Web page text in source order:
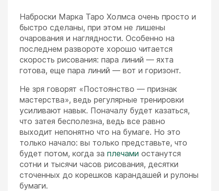
Наброски Марка Таро Холмса очень просто и
быстро сделаны, при этом не лишены
очарования и наглядности. Особенно на
последнем развороте хорошо читается
скорость рисования: пара линий — яхта
готова, еще пара линий — вот и горизонт.
Не зря говорят «Постоянство — признак
мастерства», ведь регулярные тренировки
усиливают навык. Поначалу будет казаться,
что затея бесполезна, ведь все равно
выходит непонятно что на бумаге. Но это
только начало: вы только представьте, что
будет потом, когда за плечами останутся
сотни и тысячи часов рисования, десятки
сточенных до корешков карандашей и рулоны
бумаги.